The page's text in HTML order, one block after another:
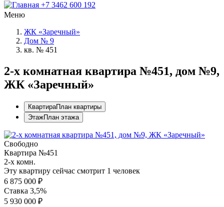
+7 3462 600 192
Меню
ЖК «Заречный»
Дом № 9
кв. № 451
2-x комнатная квартира №451, дом №9,
ЖК «Заречный»
КвартираПлан квартиры
ЭтажПлан этажа
Свободно
Квартира №451
2-х комн.
Эту квартиру сейчас смотрит 1 человек
6 875 000 ₽
Ставка 3,5%
5 930 000 ₽